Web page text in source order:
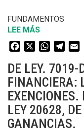
DE
FUNDAMENTOS
LEE MÁS
DE
7106-
D-
2012.
EXPRESAR
POR
Facebook WhatsApp
DE LEY.
FINANCIERA:
LEY 20628,
GANANCIAS.